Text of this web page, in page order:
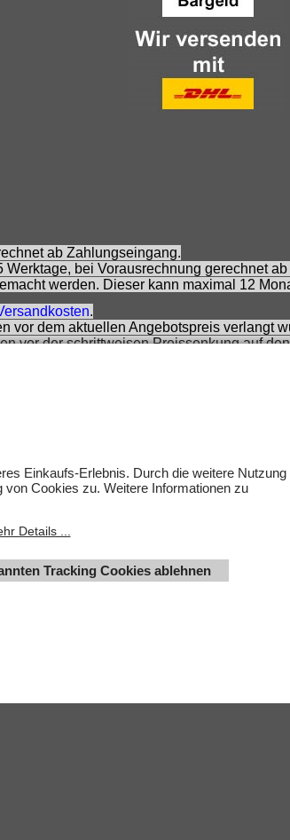
ab Zahlungseingang.
bei Vorausrechnung gerechnet
werden. Dieser kann maximal 12
.
vor dem aktuellen Angebotspreis verlangt
vor der schrittweisen Preissenkung auf
Einkaufs-Erlebnis. Durch die weitere Nutzung
Cookies zu. Weitere Informationen zu
Details ...
Tracking Cookies ablehnen